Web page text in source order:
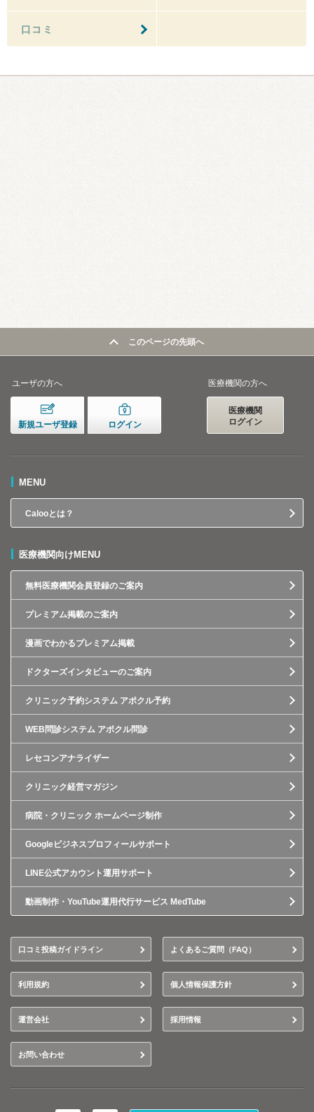
口コミ
このページの先頭へ
ユーザの方へ
新規ユーザ登録 ログイン
医療機関の方へ
医療機関
ログイン
MENU
Calooとは？
医療機関向けMENU
無料医療機関会員登録のご案内
プレミアム掲載のご案内
漫画でわかるプレミアム掲載
ドクターズインタビューのご案内
クリニック予約システム アポクル予約
WEB問診システム アポクル問診
レセコンアナライザー
クリニック経営マガジン
病院・クリニック ホームページ制作
Googleビジネスプロフィールサポート
LINE公式アカウント運用サポート
動画制作・YouTube運用代行サービス MedTube
口コミ投稿ガイドライン よくあるご質問（FAQ）
利用規約 個人情報保護方針
運営会社 採用情報
お問い合わせ